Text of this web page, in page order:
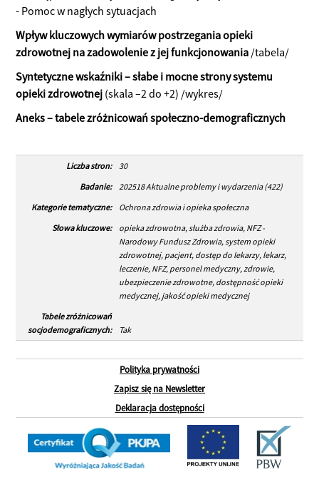
- Pomoc w nagłych sytuacjach
Wpływ kluczowych wymiarów postrzegania opieki
zdrowotnej na zadowolenie z jej funkcjonowania /tabela/
Syntetyczne wskaźniki – słabe i mocne strony systemu
opieki zdrowotnej (skala –2 do +2) /wykres/
Aneks – tabele zróżnicowań społeczno-demograficznych
Liczba stron:
30
Badanie:
202518 Aktualne problemy i wydarzenia (422)
Kategorie tematyczne:
Ochrona zdrowia i opieka społeczna
Słowa kluczowe:
opieka zdrowotna, służba zdrowia, NFZ -
Narodowy Fundusz Zdrowia, system opieki
zdrowotnej, pacjent, dostęp do lekarzy, lekarz,
leczenie, NFZ, personel medyczny, zdrowie,
ubezpieczenie zdrowotne, dostępność opieki
medycznej, jakość opieki medycznej
Tabele zróżnicowań
socjodemograficznych:
Tak
Polityka prywatności
Zapisz się na Newsletter
Deklaracja dostępności